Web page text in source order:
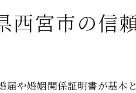
決策
の役割
西宮市の信
や婚姻関係証明書が基本